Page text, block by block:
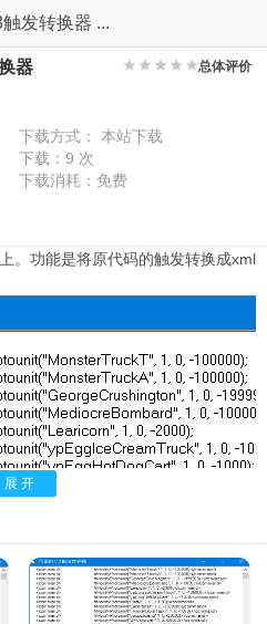
发转换器 ...
总体评价
器
下载方式： 本站下载
下载：9 次
下载消耗：免费
。功能是将原代码的触发转换成xml
展 开